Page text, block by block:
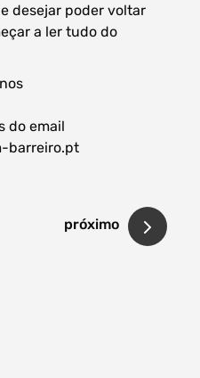
desejar poder voltar
a ler tudo do
do email
barreiro.pt
próximo